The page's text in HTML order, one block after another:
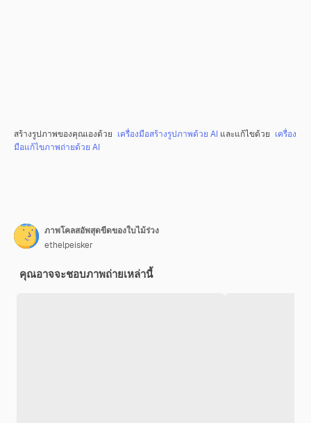
สร้างรูปภาพของคุณเองด้วย เครื่องมือสร้างรูปภาพด้วย AI และแก้ไขด้วย เครื่อง
มือแก้ไขภาพถ่ายด้วย AI
ภาพโคลสอัพสุดขีดของใบไม้ร่วง
ethelpeisker
คุณอาจจะชอบภาพถ่ายเหล่านี้